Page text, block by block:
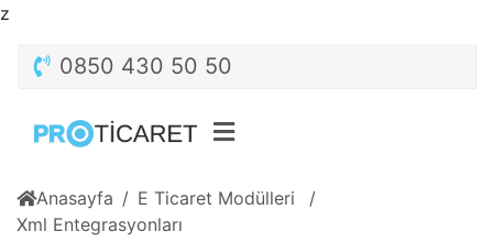
z
0850 430 50 50
Anasayfa
E Ticaret Modülleri
Xml Entegrasyonları